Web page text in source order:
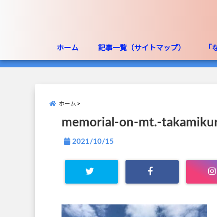
ホーム 記事一覧（サイトマップ） 「
ホーム
memorial-on-mt.-
2021/10/15